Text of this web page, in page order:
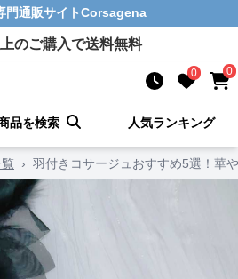
門通販サイトCorsagena
のご購入で送料無料
0 0
品を検索 人気ランキング
› 羽付きコサージュおすすめ5選！華